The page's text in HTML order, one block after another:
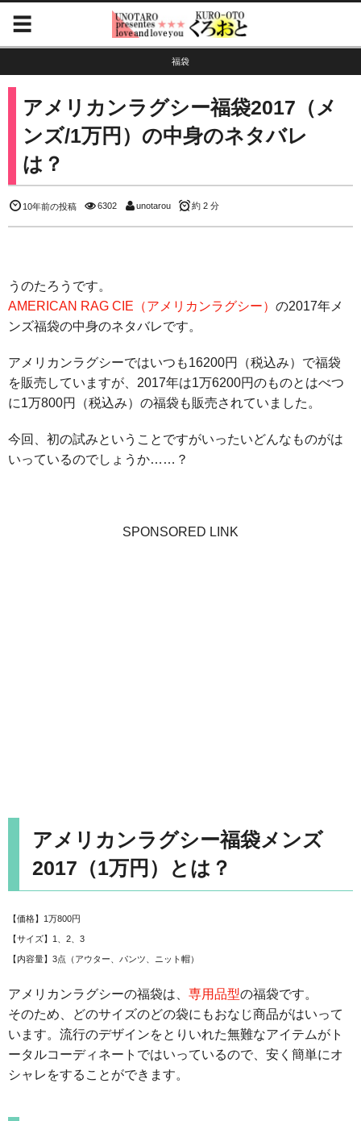
福袋
アメリカンラグシー福袋2017（メ
ンズ/1万円）の中身のネタバレ
は？
10年前の投稿 6302 unotarou 約 2 分
うのたろうです。
AMERICAN RAG CIE（アメリカンラグシー） の2017年メ
ンズ福袋の中身のネタバレです。
アメリカンラグシーではいつも16200円（税込み）で福袋
を販売していますが、2017年は1万6200円のものとはべつ
に1万800円（税込み）の福袋も販売されていました。
今回、初の試みということですがいったいどんなものがは
いっているのでしょうか……？
SPONSORED LINK
アメリカンラグシー福袋メンズ
2017（1万円）とは？
【価格】1万800円
【サイズ】1、2、3
【内容量】3点（アウター、パンツ、ニット帽）
アメリカンラグシーの福袋は、 専用品型の福袋です。
そのため、どのサイズのどの袋にもおなじ商品がはいって
います。流行のデザインをとりいれた無難なアイテムがト
ータルコーディネートではいっているので、安く簡単にオ
シャレをすることができます。